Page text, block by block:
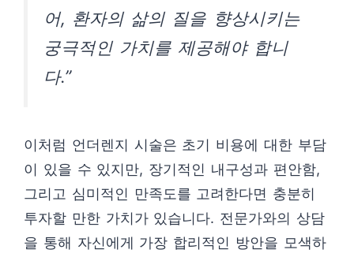
어, 환자의 삶의 질을 향상시키는
궁극적인 가치를 제공해야 합니
다.”
이처럼 언더렌지 시술은 초기 비용에 대한 부담
이 있을 수 있지만, 장기적인 내구성과 편안함,
그리고 심미적인 만족도를 고려한다면 충분히
투자할 만한 가치가 있습니다. 전문가와의 상담
을 통해 자신에게 가장 합리적인 방안을 모색하